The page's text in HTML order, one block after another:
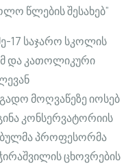
წლების შესახებ”
17 საჯარო სკოლის
და კათოლიკური
მოღვაწეზე იოსებ
კონსერვატორიის
პროფესორმა
ცხოვრების